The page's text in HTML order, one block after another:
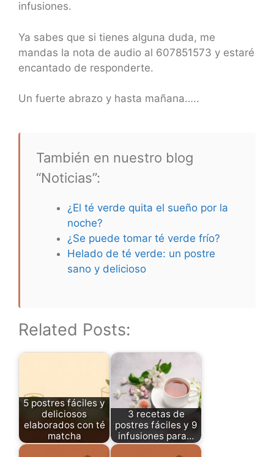
infusiones.
Ya sabes que si tienes alguna duda, me
mandas la nota de audio al 607851573 y estaré
encantado de responderte.
Un fuerte abrazo y hasta mañana…..
También en nuestro blog
“Noticias”:
¿El té verde quita el sueño por la
noche?
¿Se puede tomar té verde frío?
Helado de té verde: un postre
sano y delicioso
Related Posts:
5 postres fáciles y
deliciosos
elaborados con té
matcha
3 recetas de
postres fáciles y 9
infusiones para…